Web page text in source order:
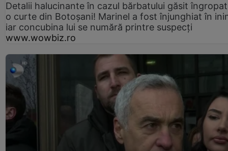
Detalii halucinante în cazul bărbatului găsit
o curte din Botoșani! Marinel a fost înjunghiat în
iar concubina lui se numără printre suspecți
www.wowbiz.ro